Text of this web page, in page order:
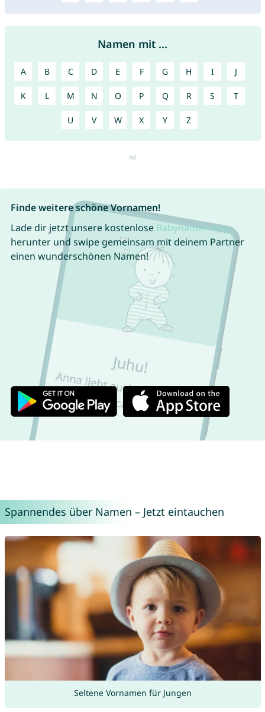
Namen mit ...
A B C D E F G H I J
K L M N O P Q R S T
U V W X Y Z
Finde weitere schöne Vornamen!
Lade dir jetzt unsere kostenlose Babynamen App
herunter und swipe gemeinsam mit deinem Partner
einen wunderschönen Namen!
Spannendes über Namen – Jetzt eintauchen
Seltene Vornamen für Jungen